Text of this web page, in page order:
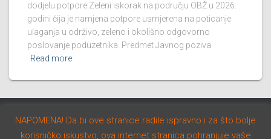
dodjelu potpore Zeleni iskorak na području OBŽ u 2026.
godini čija je namjena potpore usmjerena na poticanje
ulaganja u održivo, zeleno i okolišno odgovorno
poslovanje poduzetnika. Predmet Javnog poziva
Read more
AKTUALNO NATJEČAJI STUDIJE I PROGRAMI
NAPOMENA! Da bi ove stranice radile ispravno i za što bolje
korisničko iskustvo, ova internet stranica pohranjuje vaše